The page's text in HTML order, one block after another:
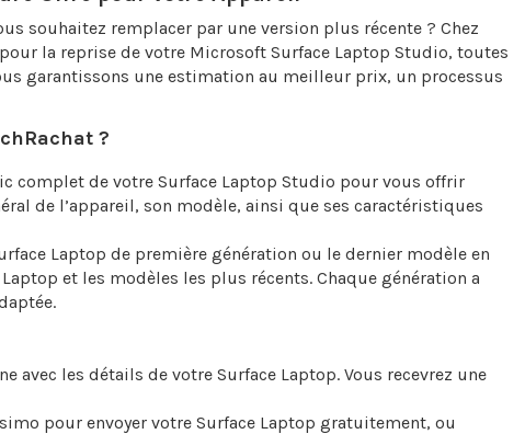
souhaitez remplacer par une version plus récente ? Chez
la reprise de votre Microsoft Surface Laptop Studio, toutes
garantissons une estimation au meilleur prix, un processus
?
complet de votre Surface Laptop Studio pour vous offrir
de l’appareil, son modèle, ainsi que ses caractéristiques
Laptop de première génération ou le dernier modèle en
et les modèles les plus récents. Chaque génération a
avec les détails de votre Surface Laptop. Vous recevrez une
pour envoyer votre Surface Laptop gratuitement, ou